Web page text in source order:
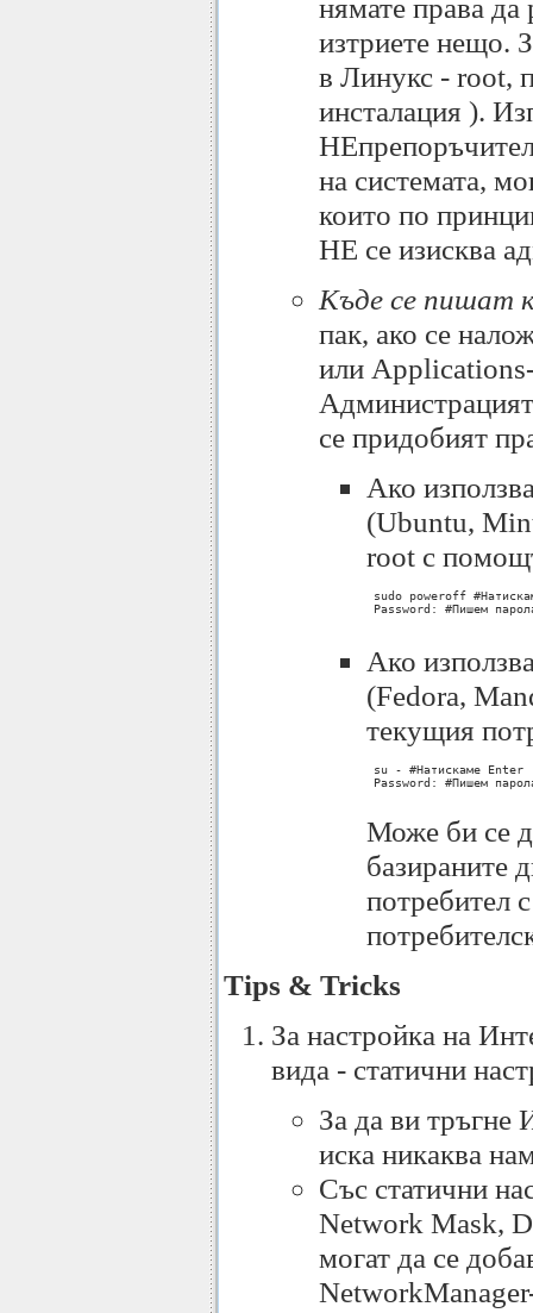
нямате права
изтриете нещо.
в Линукс - root,
инсталация ).
на системата,
които по
НЕ се изисква
Къде се пишат
пак, ако се
или
се придобият
Aко
(Ubuntu,
root с
sudo poweroff
Password: #Пишем
Ако
(Fedora,
текущия
su - #Натискаме Enter
Password: #Пишем
Може би се
базираните
потребител
Tips & Tricks
За настройка на
вида - статични
За да ви тръгне
иска никаква
Със статични
Network Mask,
могат да се